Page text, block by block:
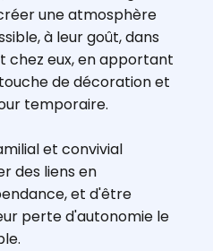
une atmosphère
à leur goût, dans
chez eux, en apportant
de décoration et
temporaire.
et convivial
des liens en
et d'être
perte d'autonomie le